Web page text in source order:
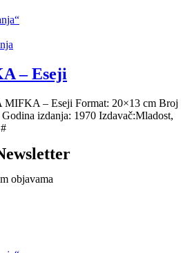
– Eseji
– Eseji Format: 20×13 cm Broj
izdanja: 1970 Izdavač:Mladost,
objavama